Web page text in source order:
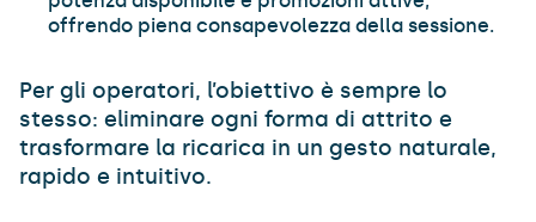
offrendo piena consapevolezza della sessione.
Per gli operatori, l’obiettivo è sempre lo
stesso: eliminare ogni forma di attrito e
trasformare la ricarica in un gesto naturale,
rapido e intuitivo.